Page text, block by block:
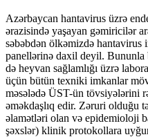
Azərbaycan hantavirus üzrə
ərazisində yaşayan gəmiricilər
səbəbdən ölkəmizdə hantavirus
panellərinə daxil deyil. Bununla
də heyvan sağlamlığı üzrə
üçün bütün texniki imkanlar
məsələdə ÜST-ün tövsiyələrini
əməkdaşlıq edir. Zəruri olduğu
əlamətləri olan və epidemioloji
şəxslər) klinik protokollara